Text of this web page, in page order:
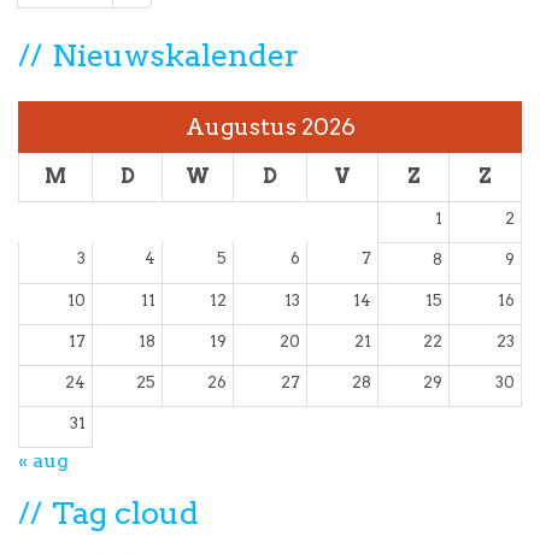
Nieuwskalender
Augustus 2026
M D W D V Z Z
1 2
3 4 5 6 7 8 9
10 11 12 13 14 15 16
17 18 19 20 21 22 23
24 25 26 27 28 29 30
31
« aug
Tag cloud